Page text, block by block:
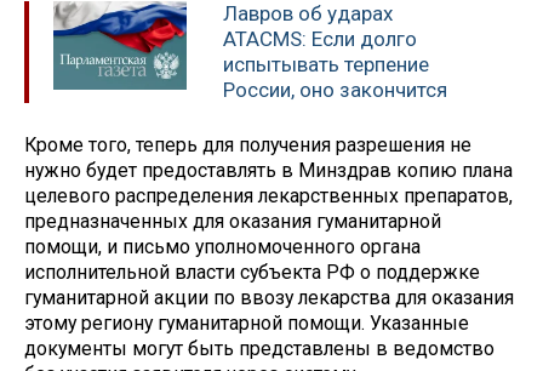
Лавров об ударах
ATACMS: Если долго
испытывать терпение
России, оно закончится
Кроме того, теперь для получения разрешения не
нужно будет предоставлять в Минздрав копию плана
целевого распределения лекарственных препаратов,
предназначенных для оказания гуманитарной
помощи, и письмо уполномоченного органа
исполнительной власти субъекта РФ о поддержке
гуманитарной акции по ввозу лекарства для оказания
этому региону гуманитарной помощи. Указанные
документы могут быть представлены ‎в ведомство